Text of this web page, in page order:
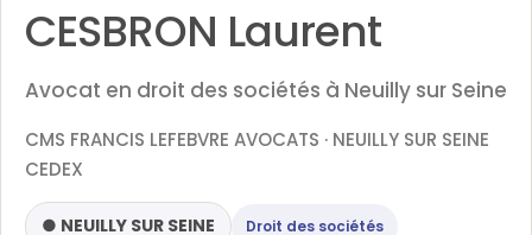
CESBRON Laurent
Avocat en droit des sociétés à Neuilly sur Seine
CMS FRANCIS LEFEBVRE AVOCATS · NEUILLY SUR SEINE
CEDEX
● NEUILLY SUR SEINE Droit des sociétés